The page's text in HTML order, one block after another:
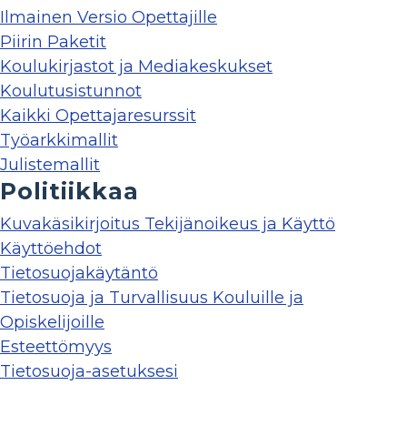
Ilmainen Versio Opettajille
Piirin Paketit
Koulukirjastot ja Mediakeskukset
Koulutusistunnot
Kaikki Opettajaresurssit
Työarkkimallit
Julistemallit
Politiikkaa
Kuvakäsikirjoitus Tekijänoikeus ja Käyttö
Käyttöehdot
Tietosuojakäytäntö
Tietosuoja ja Turvallisuus Kouluille ja
Opiskelijoille
Esteettömyys
Tietosuoja-asetuksesi